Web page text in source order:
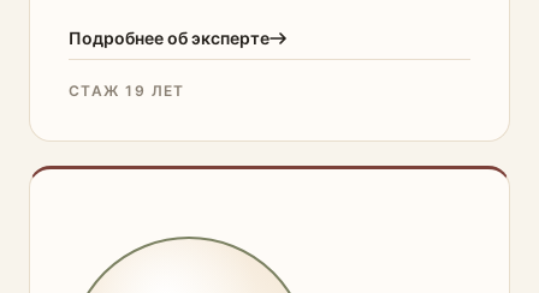
Подробнее об эксперте
СТАЖ 19 ЛЕТ